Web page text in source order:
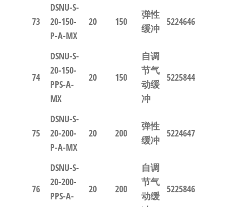
73
DSNU-S-
20-150-
P-A-MX
20 150
弹性
缓冲
5224646
74
DSNU-S-
20-150-
PPS-A-
MX
20 150
自调
节气
动缓
冲
5225844
75
DSNU-S-
20-200-
P-A-MX
20 200
弹性
缓冲
5224647
76
DSNU-S-
20-200-
PPS-A-
20 200
自调
节气
动缓
5225846